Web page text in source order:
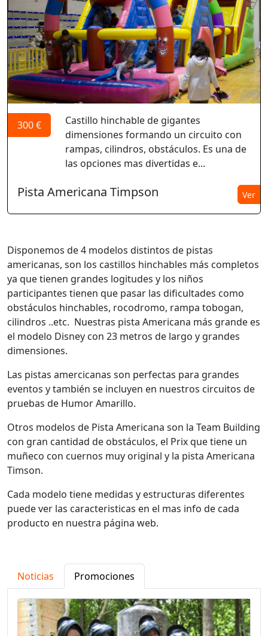
Castillo hinchable de gigantes
dimensiones formando un circuito con
rampas, cilindros, obstáculos. Es una de
las opciones mas divertidas e...
300 €
Pista Americana Timpson Ver
Disponemos de 4 modelos distintos de pistas
americanas, son los castillos hinchables más completos
ya que tienen grandes logitudes y los niños
participantes tienen que pasar las dificultades como
obstáculos hinchables, rocodromo, rampa tobogan,
cilindros ..etc. Nuestras pista Americana más grande es
el modelo Disney con 23 metros de largo y grandes
dimensiones.
Las pistas amercicanas son perfectas para grandes
eventos y también se incluyen en nuestros circuitos de
pruebas de Humor Amarillo.
Otros modelos de Pista Americana son la Team Building
con gran cantidad de obstáculos, el Prix que tiene un
muñeco con cuernos muy original y la pista Americana
Timson.
Cada modelo tiene medidas y estructuras diferentes
puede ver las caracteristicas en el mas info de cada
producto en nuestra página web.
Noticias Promociones